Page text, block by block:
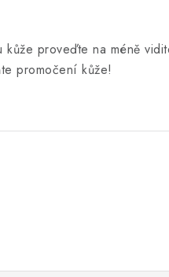
kůže proveďte na méně
promočení kůže!